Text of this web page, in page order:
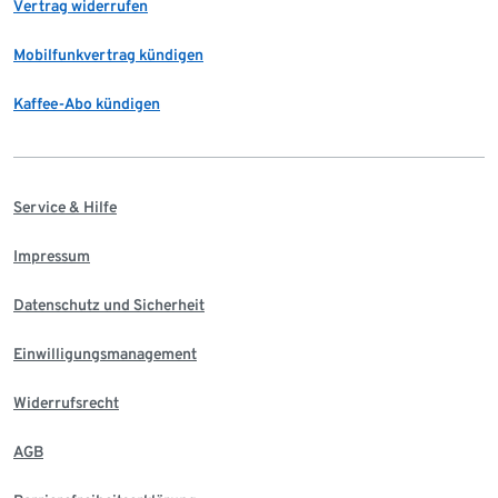
Vertrag widerrufen
Mobilfunkvertrag kündigen
Kaffee-Abo kündigen
Service & Hilfe
Impressum
Datenschutz und Sicherheit
Einwilligungsmanagement
Widerrufsrecht
AGB